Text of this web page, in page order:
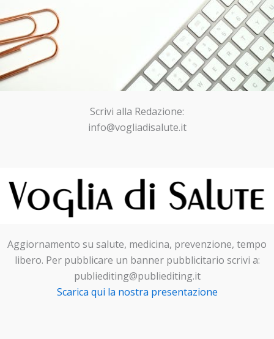
Scrivi alla Redazione:
info@vogliadisalute.it
Aggiornamento su salute, medicina, prevenzione, tempo
libero. Per pubblicare un banner pubblicitario scrivi a:
publiediting@publiediting.it
Scarica qui la nostra presentazione